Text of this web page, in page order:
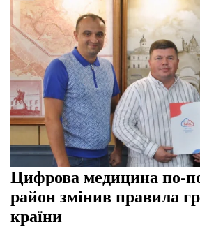
Цифрова медицина по-
район змінив правила
країни